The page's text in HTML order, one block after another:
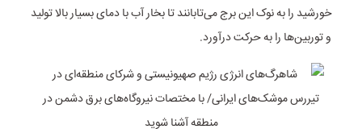
خورشید را به نوک این برج می‌تابانند تا بخار آب با دمای بسیار بالا تولید
و توربین‌ها را به حرکت درآورد.